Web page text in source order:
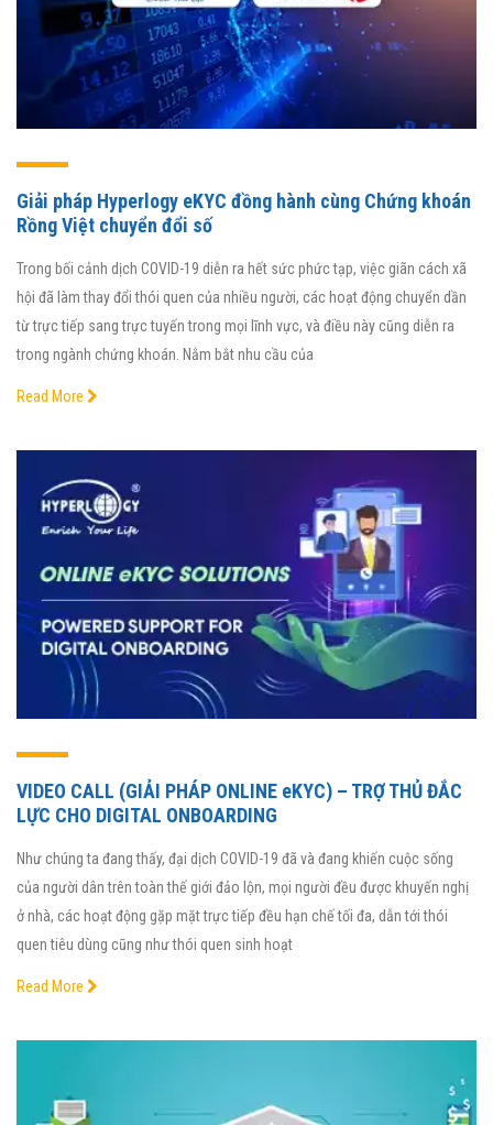
Giải pháp Hyperlogy eKYC đồng hành cùng Chứng khoán
Rồng Việt chuyển đổi số
Trong bối cảnh dịch COVID-19 diễn ra hết sức phức tạp, việc giãn cách xã
hội đã làm thay đổi thói quen của nhiều người, các hoạt động chuyển dần
từ trực tiếp sang trực tuyến trong mọi lĩnh vực, và điều này cũng diễn ra
trong ngành chứng khoán. Nắm bắt nhu cầu của
Read More
VIDEO CALL (GIẢI PHÁP ONLINE eKYC) – TRỢ THỦ ĐẮC
LỰC CHO DIGITAL ONBOARDING
Như chúng ta đang thấy, đại dịch COVID-19 đã và đang khiến cuộc sống
của người dân trên toàn thế giới đảo lộn, mọi người đều được khuyến nghị
ở nhà, các hoạt động gặp mặt trực tiếp đều hạn chế tối đa, dẫn tới thói
quen tiêu dùng cũng như thói quen sinh hoạt
Read More